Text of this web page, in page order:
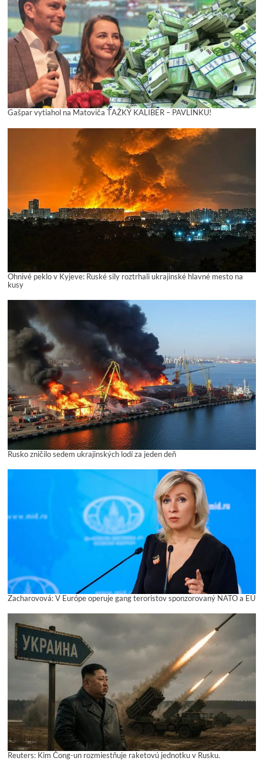
Gašpar vytiahol na Matoviča ŤAŽKÝ KALIBER – PAVLÍNKU!
Ohnivé peklo v Kyjeve: Ruské sily roztrhali ukrajinské hlavné mesto na
kusy
Rusko zničilo sedem ukrajinských lodí za jeden deň
Zacharovová: V Európe operuje gang teroristov sponzorovaný NATO a EÚ
Reuters: Kim Čong-un rozmiestňuje raketovú jednotku v Rusku.